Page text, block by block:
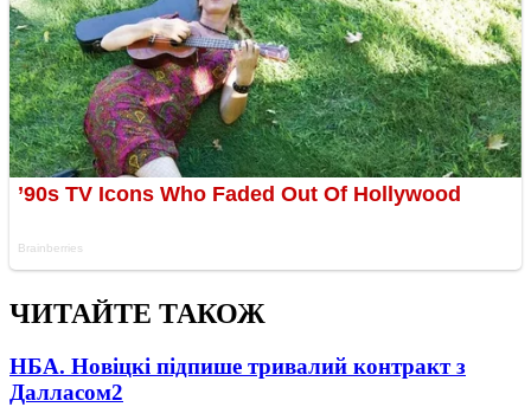
ЧИТАЙТЕ ТАКОЖ
НБА. Новіцкі підпише тривалий контракт з
Далласом2